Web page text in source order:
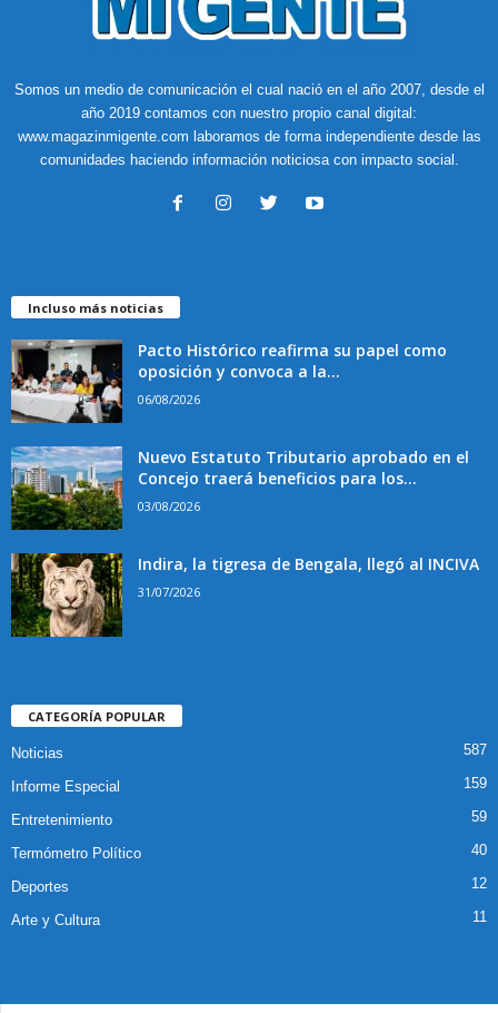
Somos un medio de comunicación el cual nació en el año 2007, desde el
año 2019 contamos con nuestro propio canal digital:
www.magazinmigente.com laboramos de forma independiente desde las
comunidades haciendo información noticiosa con impacto social.
Incluso más noticias
Pacto Histórico reafirma su papel como
oposición y convoca a la...
06/08/2026
Nuevo Estatuto Tributario aprobado en el
Concejo traerá beneficios para los...
03/08/2026
Indira, la tigresa de Bengala, llegó al INCIVA
31/07/2026
CATEGORÍA POPULAR
Noticias 587
Informe Especial 159
Entretenimiento 59
Termómetro Político 40
Deportes 12
Arte y Cultura 11